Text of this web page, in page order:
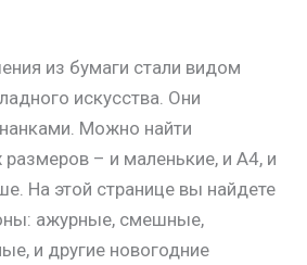
из бумаги стали видом
искусства. Они
Можно найти
– и маленькие, и А4, и
На этой странице вы найдете
ажурные, смешные,
и другие новогодние